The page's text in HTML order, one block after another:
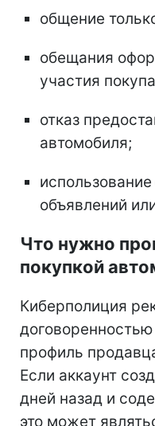
общение
обещания
участия
отказ
автомобиля;
объявлений
Что нужно
покупкой
Киберполиция
профиль
Если аккаунт
дней назад и
это может